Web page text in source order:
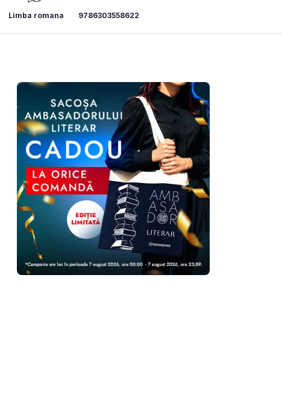
Limba romana 9786303558622